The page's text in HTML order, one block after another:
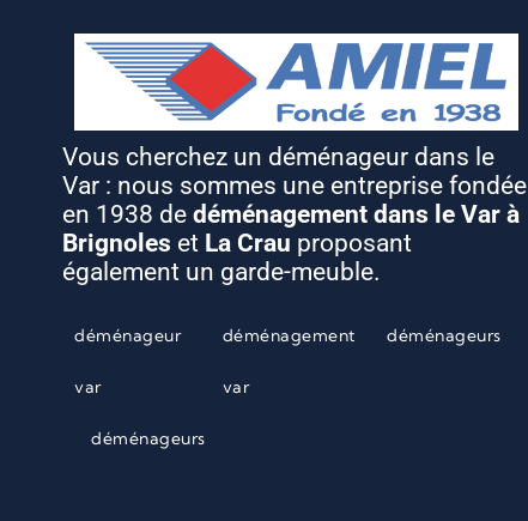
Vous cherchez un déménageur dans le
Var : nous sommes une entreprise fondée
en 1938 de déménagement dans le Var à
Brignoles et La Crau proposant
également un garde-meuble.
déménageur
var
déménagement
var
déménageurs
déménageurs